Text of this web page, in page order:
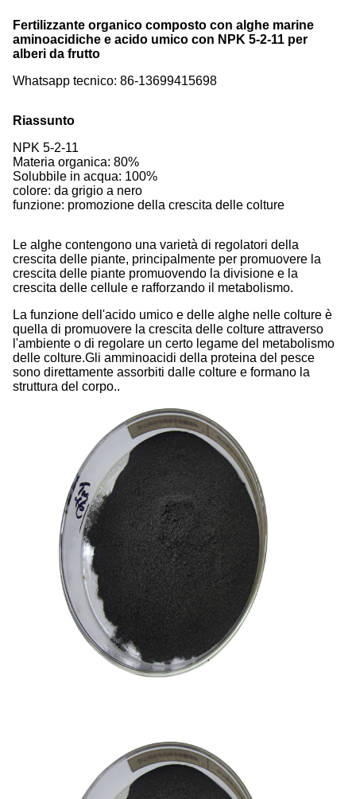
Fertilizzante organico composto con alghe marine
aminoacidiche e acido umico con NPK 5-2-11 per
alberi da frutto
Whatsapp tecnico: 86-13699415698
Riassunto
NPK 5-2-11
Materia organica: 80%
Solubbile in acqua: 100%
colore: da grigio a nero
funzione: promozione della crescita delle colture
Le alghe contengono una varietà di regolatori della
crescita delle piante, principalmente per promuovere la
crescita delle piante promuovendo la divisione e la
crescita delle cellule e rafforzando il metabolismo.
La funzione dell'acido umico e delle alghe nelle colture è
quella di promuovere la crescita delle colture attraverso
l'ambiente o di regolare un certo legame del metabolismo
delle colture.Gli amminoacidi della proteina del pesce
sono direttamente assorbiti dalle colture e formano la
struttura del corpo..